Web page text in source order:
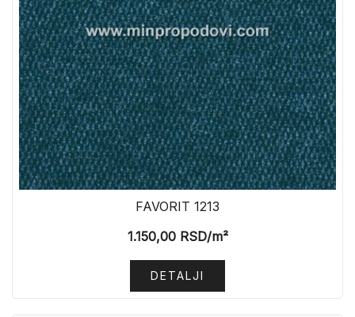
FAVORIT 1213
1.150,00RSD/m²
DETALJI